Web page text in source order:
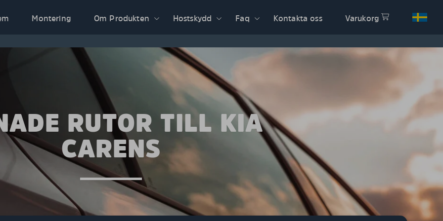
Montering Om Produkten Hostskydd Faq Kontakta oss Varukorg
RUTOR TILL KIA
CARENS